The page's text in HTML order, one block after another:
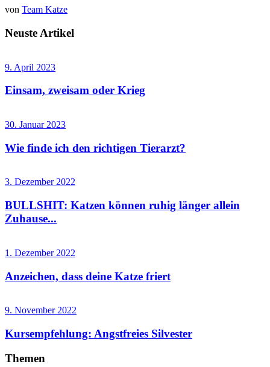
von Team Katze
Neuste Artikel
9. April 2023
Einsam, zweisam oder Krieg
30. Januar 2023
Wie finde ich den richtigen Tierarzt?
3. Dezember 2022
BULLSHIT: Katzen können ruhig länger allein
Zuhause...
1. Dezember 2022
Anzeichen, dass deine Katze friert
9. November 2022
Kursempfehlung: Angstfreies Silvester
Themen